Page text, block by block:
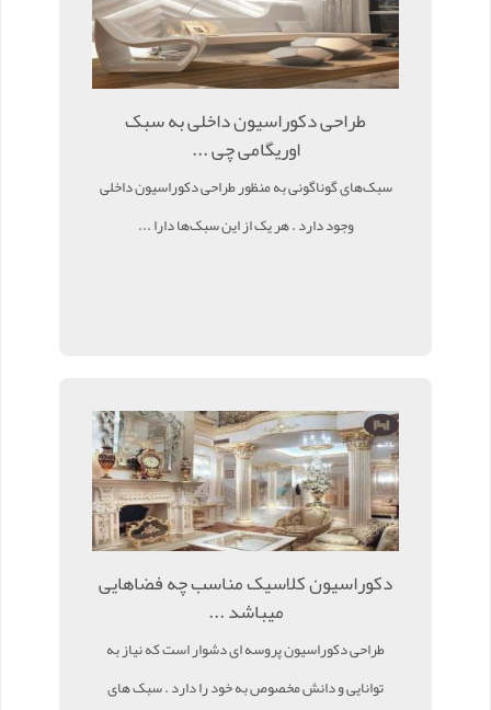
طراحی دکوراسیون داخلی به سبک
اوریگامی چی ...
سبک‌های گوناگونی به ‌منظور طراحی دکوراسیون داخلی
وجود دارد . هر یک از این سبک‌ها دارا ...
دکوراسیون کلاسیک مناسب چه فضاهایی
میباشد ...
طراحی دکوراسیون پروسه ای دشوار است که نیاز به
توانایی و دانش مخصوص به خود را دارد . سبک های